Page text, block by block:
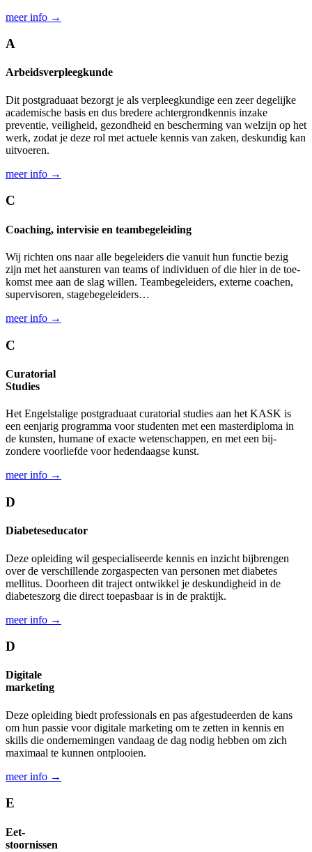
meer info →
A
Arbeids­verpleegkunde
Dit postgraduaat bezorgt je als verpleegkundige een zeer degelijke
academische basis en dus bredere achtergrondkennis inzake
preventie, veiligheid, gezondheid en bescherming van welzijn op het
werk, zodat je deze rol met actuele kennis van zaken, deskundig kan
uitvoeren.
meer info →
C
Coaching, intervisie en team­begeleiding
Wij richten ons naar alle begeleiders die vanuit hun functie bezig
zijn met het aan­sturen van teams of individuen of die hier in de toe­
komst mee aan de slag willen. Team­begeleiders, externe coachen,
super­visoren, stage­begeleiders…
meer info →
C
Curatorial
Studies
Het Engels­talige post­graduaat curatorial studies aan het KASK is
een een­jarig programma voor studenten met een master­diploma in
de kunsten, humane of exacte weten­schappen, en met een bij­
zondere voor­liefde voor heden­daagse kunst.
meer info →
D
Diabetes­educator
Deze opleiding wil gespecialiseerde kennis en inzicht bijbrengen
over de verschillende zorg­aspecten van personen met diabetes
mellitus. Doorheen dit traject ontwikkel je deskundig­heid in de
diabetes­zorg die direct toepas­baar is in de praktijk.
meer info →
D
Digitale
marketing
Deze opleiding biedt professionals en pas afgestudeerden de kans
om hun passie voor digitale marketing om te zetten in kennis en
skills die onder­nemingen vandaag de dag nodig hebben om zich
maximaal te kunnen ontplooien.
meer info →
E
Eet-
stoornissen